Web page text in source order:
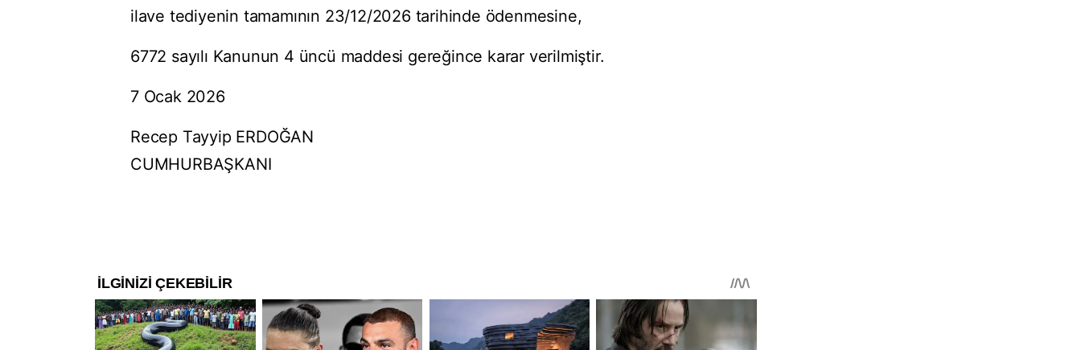
ilave tediyenin tamamının 23/12/2026 tarihinde ödenmesine,
6772 sayılı Kanunun 4 üncü maddesi gereğince karar verilmiştir.
7 Ocak 2026
Recep Tayyip ERDOĞAN
CUMHURBAŞKANI